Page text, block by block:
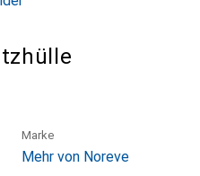
Marke
Mehr von Noreve